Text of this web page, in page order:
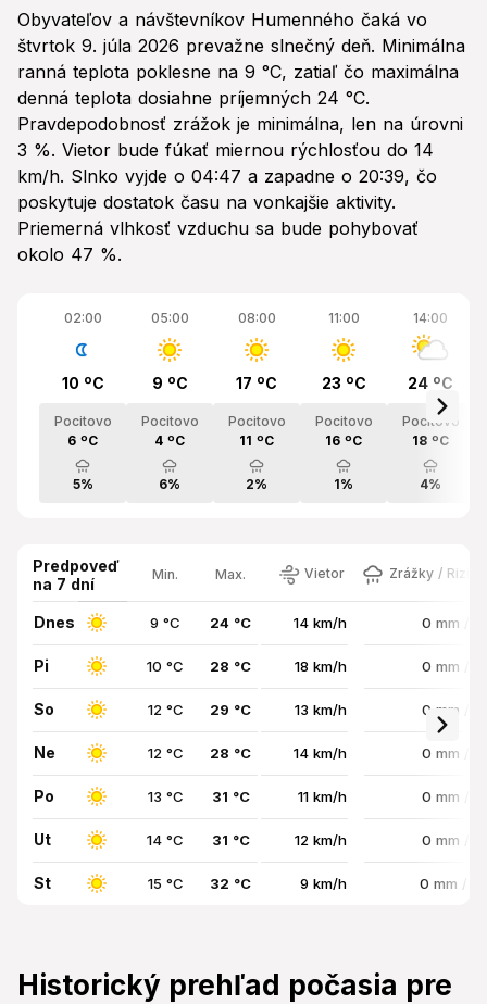
Obyvateľov a návštevníkov Humenného čaká vo
štvrtok 9. júla 2026 prevažne slnečný deň. Minimálna
ranná teplota poklesne na 9 °C, zatiaľ čo maximálna
denná teplota dosiahne príjemných 24 °C.
Pravdepodobnosť zrážok je minimálna, len na úrovni
3 %. Vietor bude fúkať miernou rýchlosťou do 14
km/h. Slnko vyjde o 04:47 a zapadne o 20:39, čo
poskytuje dostatok času na vonkajšie aktivity.
Priemerná vlhkosť vzduchu sa bude pohybovať
okolo 47 %.
02:00
10 ºC
Pocitovo
6 ºC
5%
05:00
9 ºC
Pocitovo
4 ºC
6%
08:00
17 ºC
Pocitovo
11 ºC
2%
11:00
23 ºC
Pocitovo
16 ºC
1%
14:00
24 ºC
Pocitovo
18 ºC
4%
Predpoveď
na 7 dní
Min. Max. Vietor Zrážky /
Dnes 9 °C 24 °C 14 km/h 0 mm /
Pi 10 °C 28 °C 18 km/h 0 mm /
So 12 °C 29 °C 13 km/h 0 mm /
Ne 12 °C 28 °C 14 km/h 0 mm /
Po 13 °C 31 °C 11 km/h 0 mm /
Ut 14 °C 31 °C 12 km/h 0 mm /
St 15 °C 32 °C 9 km/h 0 mm /
Historický prehľad počasia pre